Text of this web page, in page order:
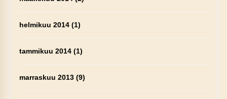
helmikuu 2014(1)
tammikuu 2014(1)
marraskuu 2013(9)